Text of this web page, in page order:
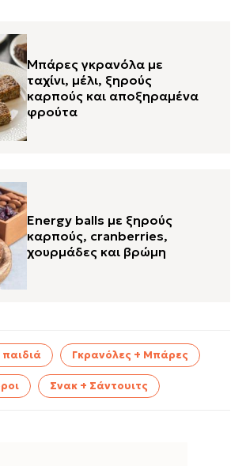
Μπάρες γκρανόλα με
ταχίνι, μέλι, ξηρούς
καρπούς και αποξηραμένα
φρούτα
Energy balls με ξηρούς
καρπούς, cranberries,
χουρμάδες και βρώμη
παιδιά Γκρανόλες + Μπάρες
Σνακ + Σάντουιτς